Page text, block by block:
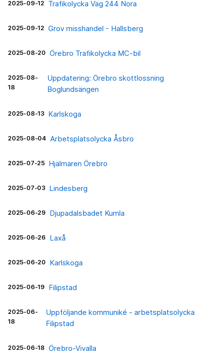
2025-09-12 Trafikolycka Väg 244 Nora
2025-09-12 Grov misshandel - Hallsberg
2025-08-20 Örebro Trafikolycka MC-bil
2025-08-
18
Uppdatering: Örebro skottlossning
Boglundsängen
2025-08-13 Karlskoga
2025-08-04 Arbetsplatsolycka Åsbro
2025-07-25 Hjälmaren Örebro
2025-07-03 Lindesberg
2025-06-29 Djupadalsbadet Kumla
2025-06-26 Laxå
2025-06-20 Karlskoga
2025-06-19 Filipstad
2025-06-
18
Uppföljande kommuniké - arbetsplatsolycka
Filipstad
2025-06-18 Örebro-Vivalla